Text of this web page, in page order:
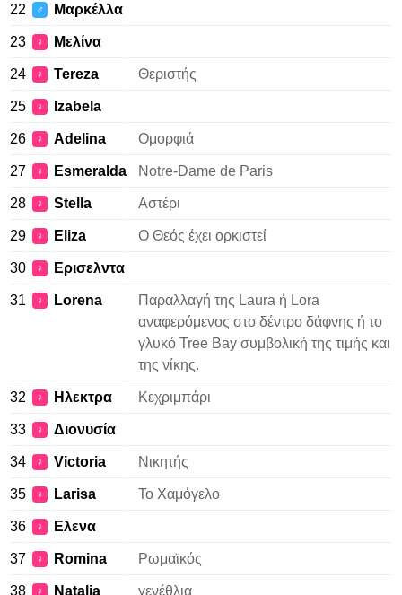
22 ♂ Μαρκέλλα
23 ♀ Μελίνα
24 ♀ Tereza Θεριστής
25 ♀ Izabela
26 ♀ Adelina Ομορφιά
27 ♀ Esmeralda Notre-Dame de Paris
28 ♀ Stella Αστέρι
29 ♀ Eliza Ο Θεός έχει ορκιστεί
30 ♀ Ερισελντα
31 ♀ Lorena
Παραλλαγή της Laura ή Lora
αναφερόμενος στο δέντρο δάφνης ή το
γλυκό Tree Bay συμβολική της τιμής και
της νίκης.
32 ♀ Ηλεκτρα Κεχριμπάρι
33 ♀ Διονυσία
34 ♀ Victoria Νικητής
35 ♀ Larisa Το Χαμόγελο
36 ♀ Ελενα
37 ♀ Romina Ρωμαϊκός
38 ♀ Natalia γενέθλια